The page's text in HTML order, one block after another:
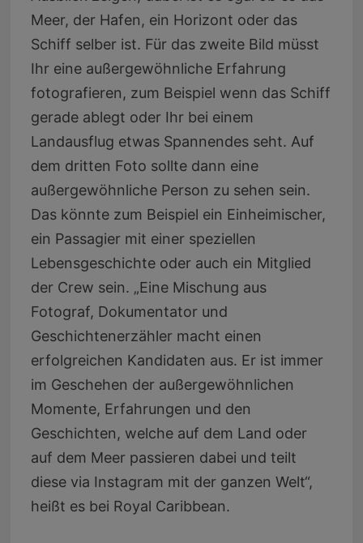
Meer, der Hafen, ein Horizont oder das
Schiff selber ist. Für das zweite Bild müsst
Ihr eine außergewöhnliche Erfahrung
fotografieren, zum Beispiel wenn das Schiff
gerade ablegt oder Ihr bei einem
Landausflug etwas Spannendes seht. Auf
dem dritten Foto sollte dann eine
außergewöhnliche Person zu sehen sein.
Das könnte zum Beispiel ein Einheimischer,
ein Passagier mit einer speziellen
Lebensgeschichte oder auch ein Mitglied
der Crew sein. „Eine Mischung aus
Fotograf, Dokumentator und
Geschichtenerzähler macht einen
erfolgreichen Kandidaten aus. Er ist immer
im Geschehen der außergewöhnlichen
Momente, Erfahrungen und den
Geschichten, welche auf dem Land oder
auf dem Meer passieren dabei und teilt
diese via Instagram mit der ganzen Welt“,
heißt es bei Royal Caribbean.